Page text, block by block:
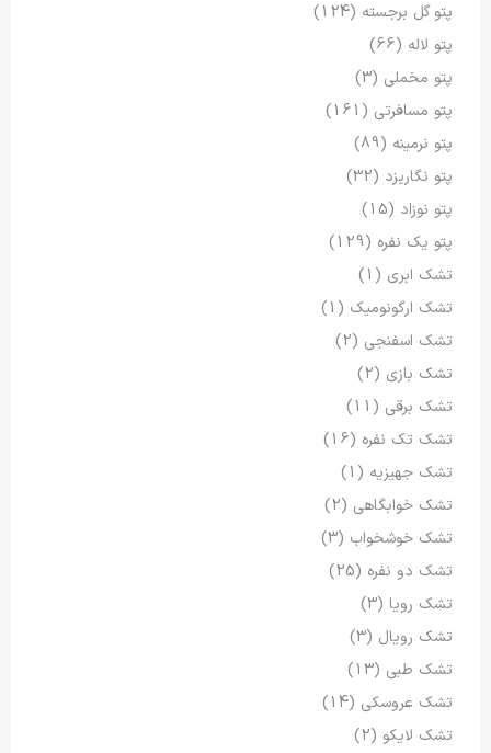
پتو گل برجسته (124)
پتو لاله (66)
پتو مخملی (3)
پتو مسافرتی (161)
پتو نرمینه (89)
پتو نگاریزد (32)
پتو نوزاد (15)
پتو یک نفره (129)
تشک ابری (1)
تشک ارگونومیک (1)
تشک اسفنجی (2)
تشک بازی (2)
تشک برقی (11)
تشک تک نفره (16)
تشک جهیزیه (1)
تشک خوابگاهی (2)
تشک خوشخواب (3)
تشک دو نفره (25)
تشک رویا (3)
تشک رویال (3)
تشک طبی (13)
تشک عروسکی (14)
تشک لایکو (2)